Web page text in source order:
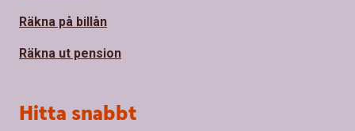
Räkna på billån
Räkna ut pension
Hitta snabbt